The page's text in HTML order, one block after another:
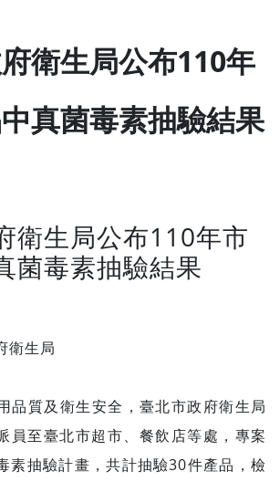
衛生局公布110年
真菌毒素抽驗結果
衛生局公布110年市
菌毒素抽驗結果
衛生局
品質及衛生安全，臺北市政府衛生局
員至臺北市超市、餐飲店等處，專案
素抽驗計畫，共計抽驗30件產品，檢